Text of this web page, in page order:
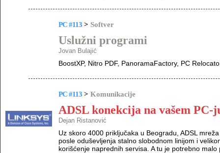
PC #113 > Softver
Uslužni programi
Jovan Bulajić
BoostXP, Nitro PDF, PanoramaFactory, PC
PC #113 > Komunikacije
ADSL konekcija na vašem PC-
Dejan Ristanović
Uz skoro 4000 priključaka u Beogradu, ADSL
posle oduševljenja stalno slobodnom linijom i
korišćenje naprednih servisa. A tu je potrebno